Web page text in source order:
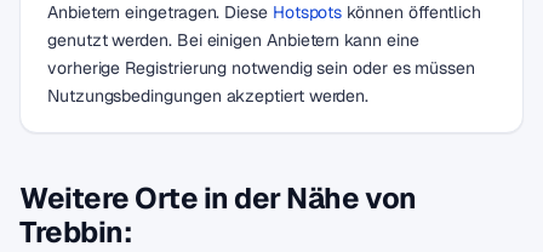
Anbietern eingetragen. Diese Hotspots können öffentlich
genutzt werden. Bei einigen Anbietern kann eine
vorherige Registrierung notwendig sein oder es müssen
Nutzungsbedingungen akzeptiert werden.
Weitere Orte in der Nähe von
Trebbin: